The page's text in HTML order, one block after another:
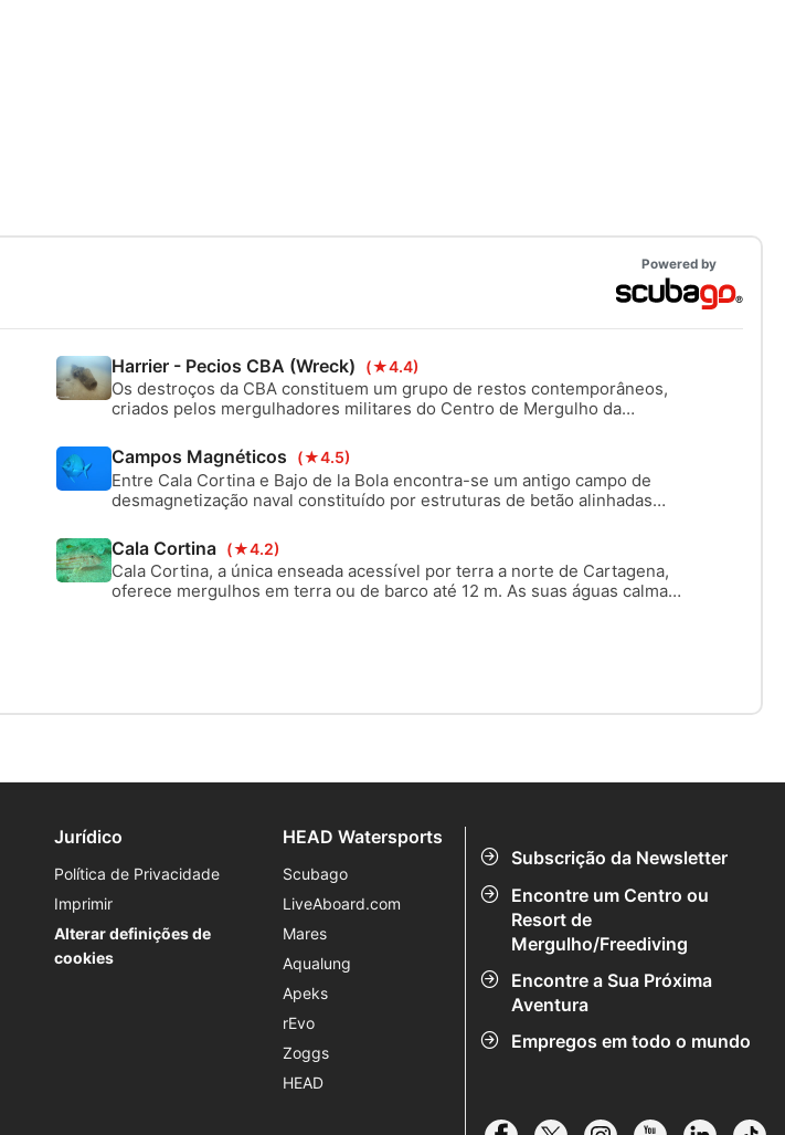
Powered by
Harrier - Pecios CBA (Wreck) (★4.4)
Os destroços da CBA constituem um grupo de restos contemporâneos,
criados pelos mergulhadores militares do Centro de Mergulho da
refúgio perfeito para a vida aquática local. Pode visitar três naufrágios: O
Rebocador, O Harrier, e O Helicóptero.
Campos Magnéticos (★4.5)
Entre Cala Cortina e Bajo de la Bola encontra-se um antigo campo de
desmagnetização naval constituído por estruturas de betão alinhadas
reduzir a assinatura magnética de navios e submarinos, forma agora uma
paisagem subaquática impressionante e invulgar.
Cala Cortina (★4.2)
Cala Cortina, a única enseada acessível por terra a norte de Cartagena,
oferece mergulhos em terra ou de barco até 12 m. As suas águas calmas
Subscrição da Newsletter
Encontre um Centro ou
Resort de
Mergulho/Freediving
Encontre a Sua Próxima
Aventura
Empregos em todo o mundo
Jurídico
Política de Privacidade
Imprimir
Alterar definições de
cookies
HEAD Watersports
Scubago
LiveAboard.com
Mares
Aqualung
Apeks
rEvo
Zoggs
HEAD